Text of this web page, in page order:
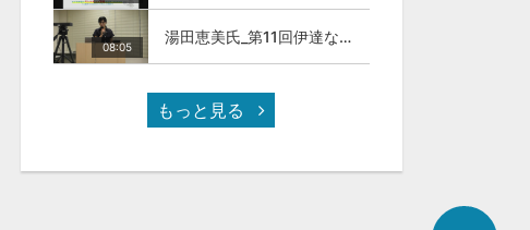
08:05
湯田恵美氏_第11回伊達な大学院セミナー
もっと見る